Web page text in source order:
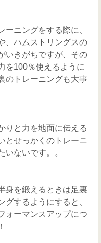
ーニングをする際に、
、ハムストリングスの
いきがちですが、その
を100％使えるように
のトレーニングも大事
りと力を地面に伝える
とせっかくのトレーニ
いないです。。
身を鍛えるときは足裏
グするようにすると、
ォーマンスアップにつ